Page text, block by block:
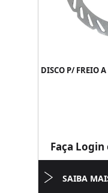
DISCO P/ FREIO
Faça Login
SAIBA